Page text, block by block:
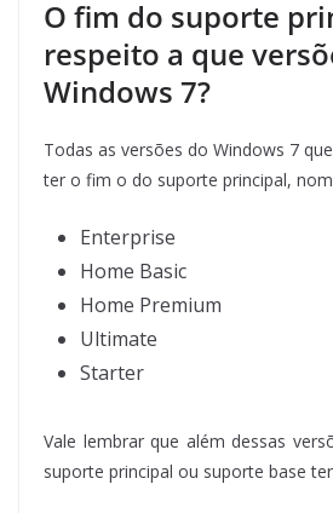
O fim do suporte
respeito a que
Windows 7?
Todas as versões do Windows 7
ter o fim o do suporte principal,
Enterprise
Home Basic
Home Premium
Ultimate
Starter
Vale lembrar que além dessas
suporte principal ou suporte base